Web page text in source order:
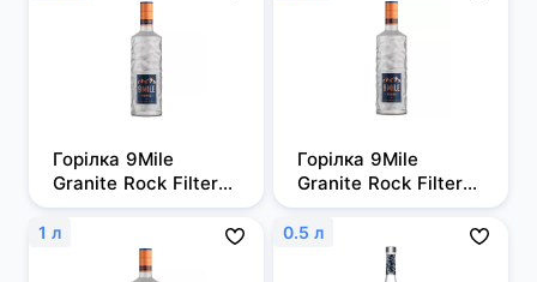
Горілка 9Mile
Granite Rock Filtered
0,5л, 37,5%
Горілка 9Mile
Granite Rock Filtered
0,7 л, 37,5%
1 л 0.5 л